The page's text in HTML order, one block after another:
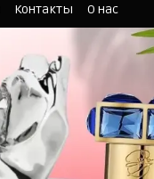
Контакты
О нас